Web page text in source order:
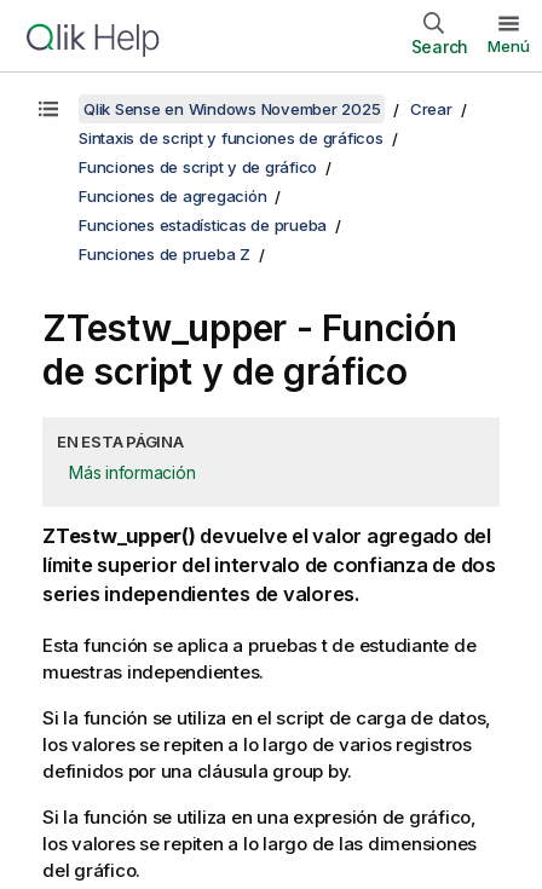
Search Menú
Qlik Sense en Windows November 2025
Crear
Sintaxis de script y funciones de gráficos
Funciones de script y de gráfico
Funciones de agregación
Funciones estadísticas de prueba
Funciones de prueba Z
ZTestw_upper - Función
de script y de gráfico
EN ESTA PÁGINA
Más información
ZTestw_upper() devuelve el valor agregado del
límite superior del intervalo de confianza de dos
series independientes de valores.
Esta función se aplica a pruebas t de estudiante de
muestras independientes.
Si la función se utiliza en el script de carga de datos,
los valores se repiten a lo largo de varios registros
definidos por una cláusula group by.
Si la función se utiliza en una expresión de gráfico,
los valores se repiten a lo largo de las dimensiones
del gráfico.